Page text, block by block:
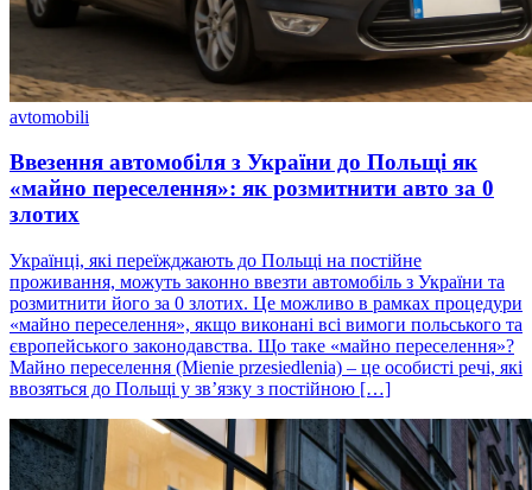
avtomobili
Ввезення автомобіля з України до Польщі як
«майно переселення»: як розмитнити авто за 0
злотих
Українці, які переїжджають до Польщі на постійне
проживання, можуть законно ввезти автомобіль з України та
розмитнити його за 0 злотих. Це можливо в рамках процедури
«майно переселення», якщо виконані всі вимоги польського та
європейського законодавства. Що таке «майно переселення»?
Майно переселення (Mienie przesiedlenia) – це особисті речі, які
ввозяться до Польщі у зв’язку з постійною […]